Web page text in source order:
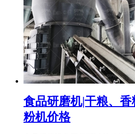
食品研磨机|干粮、
粉机价格